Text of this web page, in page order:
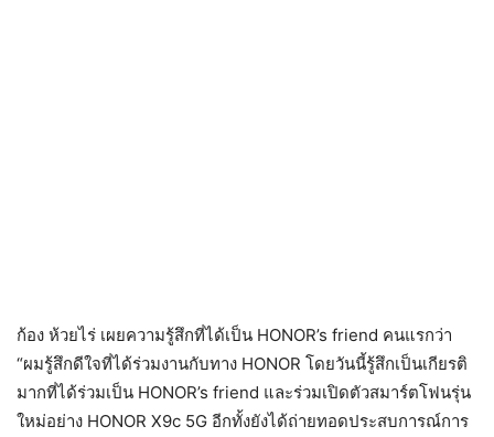
ก้อง ห้วยไร่ เผยความรู้สึกที่ได้เป็น HONOR’s friend คนแรกว่า
“ผมรู้สึกดีใจที่ได้ร่วมงานกับทาง HONOR โดยวันนี้รู้สึกเป็นเกียรติ
มากที่ได้ร่วมเป็น HONOR’s friend และร่วมเปิดตัวสมาร์ตโฟนรุ่น
ใหม่อย่าง HONOR X9c 5G อีกทั้งยังได้ถ่ายทอดประสบการณ์การ